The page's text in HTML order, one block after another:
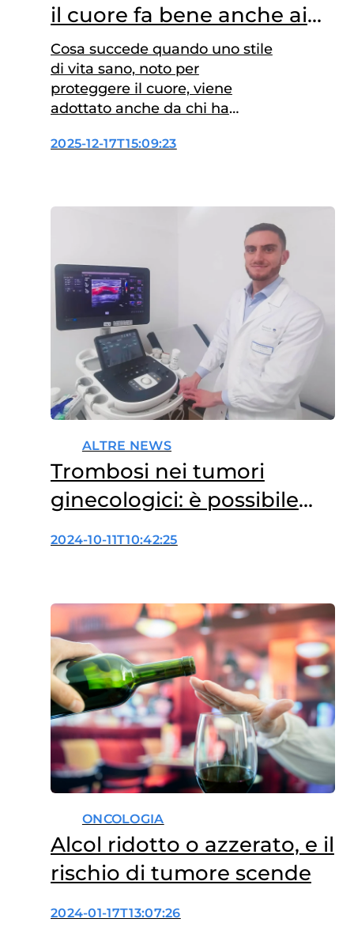
il cuore fa bene anche ai
pazienti oncologici
Cosa succede quando uno stile
di vita sano, noto per
proteggere il cuore, viene
adottato anche da chi ha
una nuova ricerca italiana,
essere sorprendenti: i fattori
cardiovascolare si associano
anche ad una maggiore
sopravvivenza nei pazienti
oncologici. Tumore e…
2025-12-17T15:09:23
ALTRE NEWS
Trombosi nei tumori
ginecologici: è possibile
prevederle?
2024-10-11T10:42:25
ONCOLOGIA
Alcol ridotto o azzerato, e il
rischio di tumore scende
2024-01-17T13:07:26